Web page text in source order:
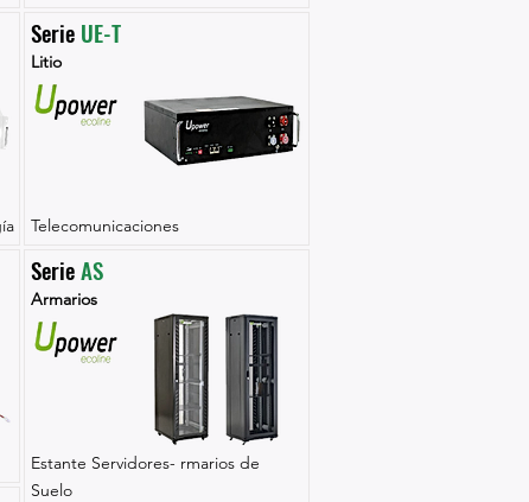
Serie UE-T
Litio
Telecomunicaciones
Serie AS
Armarios
Estante Servidores- rmarios de
Suelo